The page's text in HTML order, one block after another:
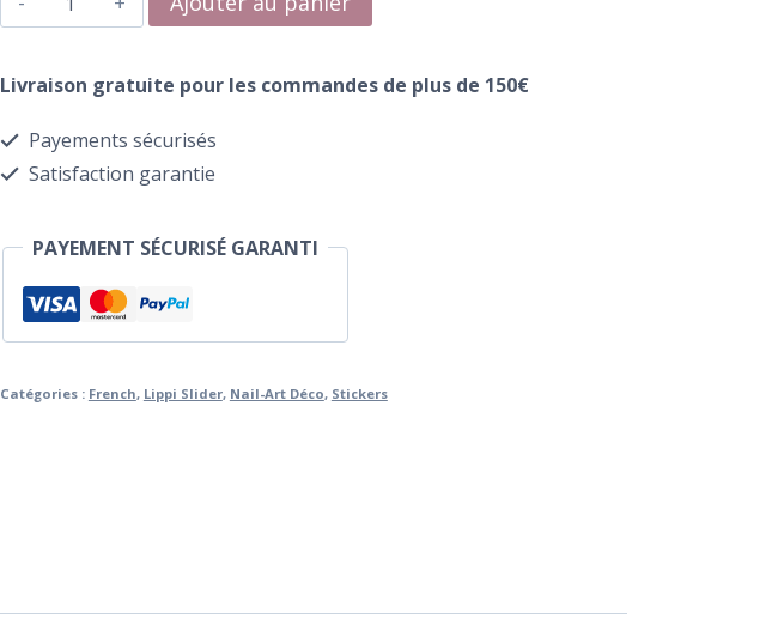
de
Water
234
French
Livraison gratuite pour les commandes de plus de 150€
Payements sécurisés
Satisfaction garantie
PAYEMENT SÉCURISÉ GARANTI
Catégories : French, Lippi Slider, Nail-Art Déco, Stickers